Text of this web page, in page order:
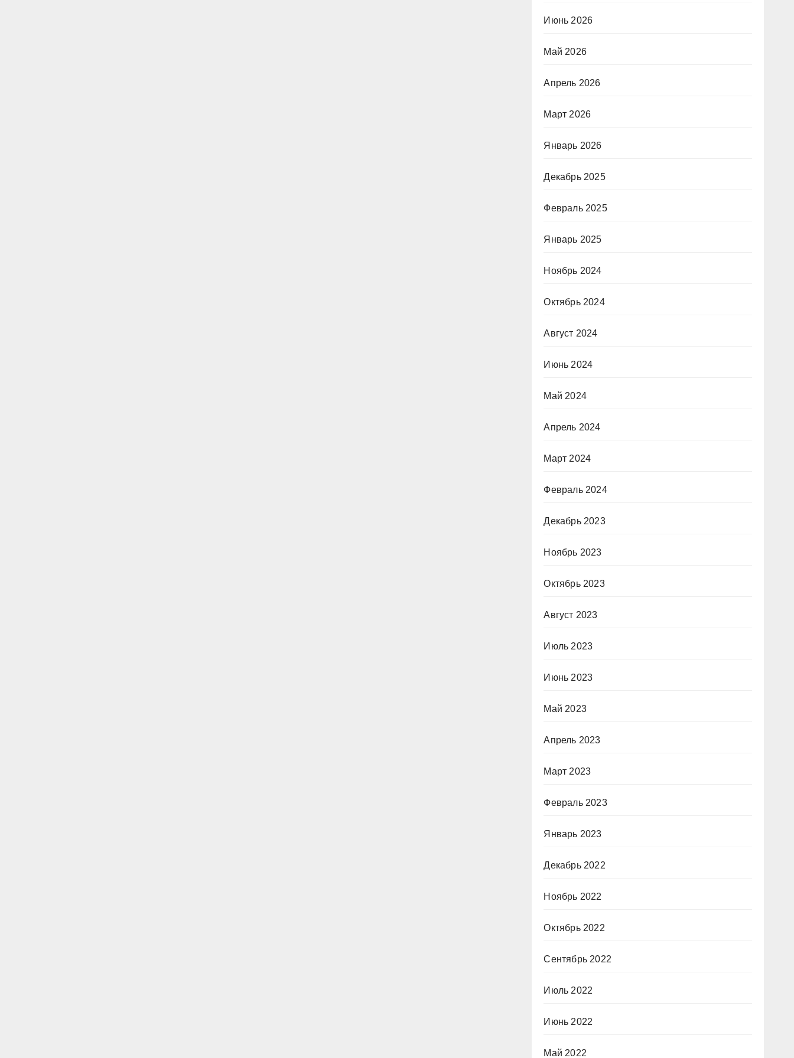
Июнь 2026
Май 2026
Апрель 2026
Март 2026
Январь 2026
Декабрь 2025
Февраль 2025
Январь 2025
Ноябрь 2024
Октябрь 2024
Август 2024
Июнь 2024
Май 2024
Апрель 2024
Март 2024
Февраль 2024
Декабрь 2023
Ноябрь 2023
Октябрь 2023
Август 2023
Июль 2023
Июнь 2023
Май 2023
Апрель 2023
Март 2023
Февраль 2023
Январь 2023
Декабрь 2022
Ноябрь 2022
Октябрь 2022
Сентябрь 2022
Июль 2022
Июнь 2022
Май 2022